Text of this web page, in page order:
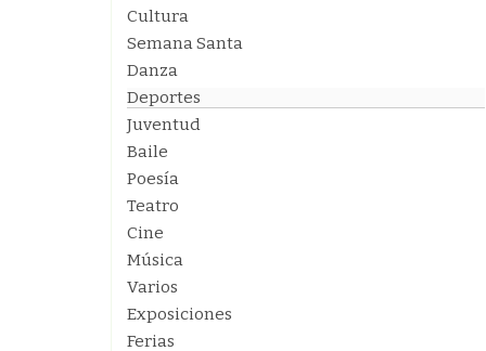
Cultura
Semana Santa
Danza
Deportes
Juventud
Baile
Poesía
Teatro
Cine
Música
Varios
Exposiciones
Ferias